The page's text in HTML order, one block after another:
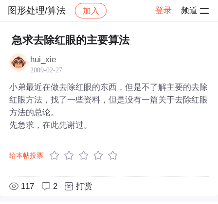
图形处理/算法 加入 登录 频道
社区 图形处理/算法 帖子详情
急求去除红眼的主要算法
hui_xie
2009-02-27
小弟最近在做去除红眼的东西，但是不了解主要的去除
红眼方法，找了一些资料，但是没有一篇关于去除红眼
方法的总论。
先急求，在此先谢过。
给本帖投票
117 2 打赏